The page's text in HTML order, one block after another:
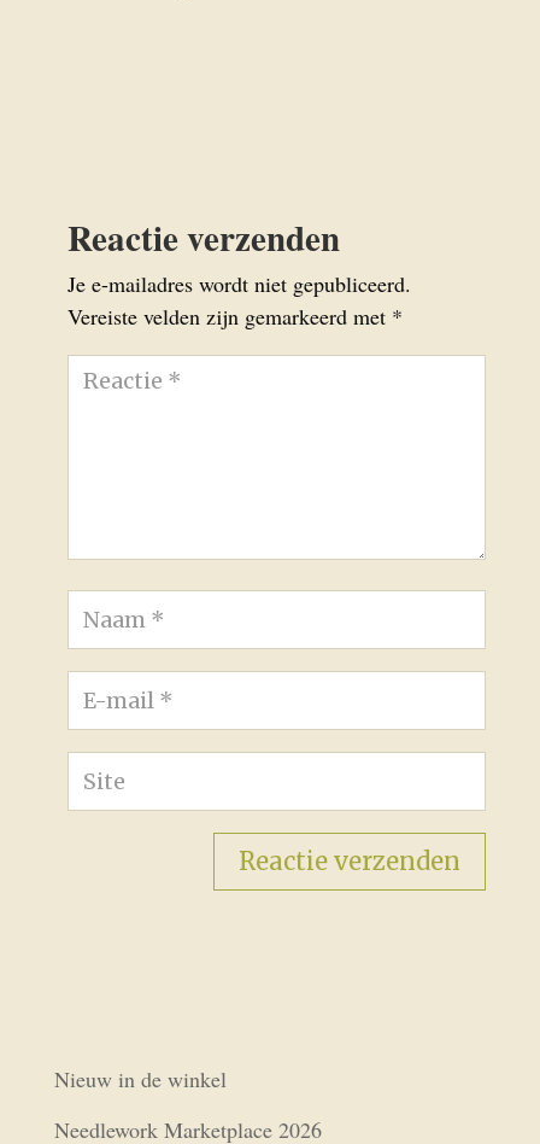
Reactie verzenden
Je e-mailadres wordt niet gepubliceerd.
Vereiste velden zijn gemarkeerd met *
Nieuw in de winkel
Needlework Marketplace 2026